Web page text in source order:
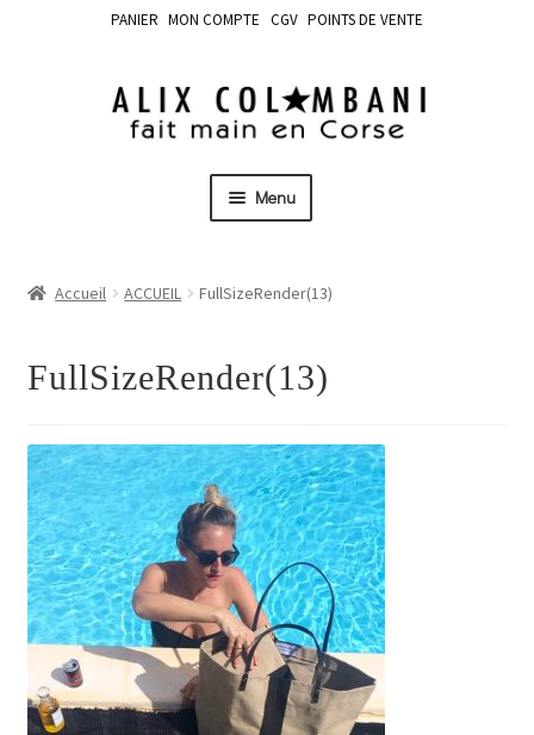
PANIER MON COMPTE CGV POINTS DE VENTE
Menu
Accueil ACCUEIL FullSizeRender(13)
FullSizeRender(13)